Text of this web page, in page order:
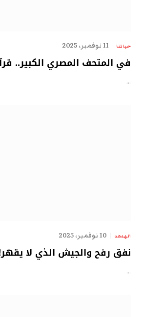
حياتنا 11 نوفمبر، 2025
في المتحف المصري الكبير..
…
الهدهد 10 نوفمبر، 2025
نفق رفح والجيش الذي لا
…